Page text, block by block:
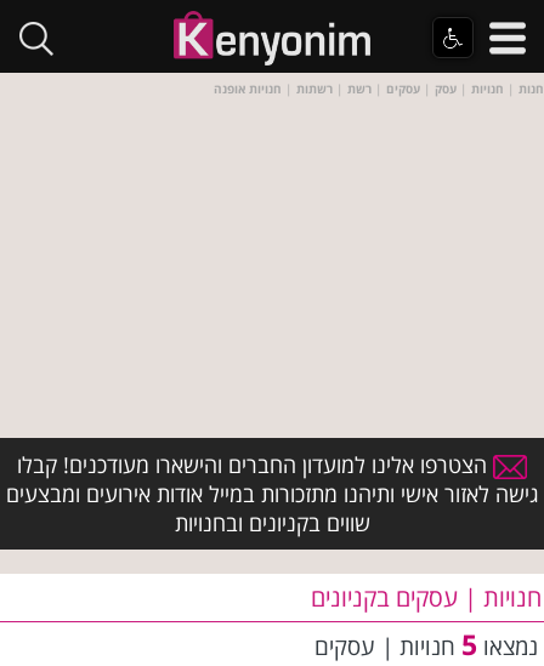
חנות | חנויות | עסק | עסקים | רשת | רשתות | חנויות אופנה
הצטרפו אלינו למועדון החברים והישארו מעודכנים! קבלו
גישה לאזור אישי ותיהנו מתזכורות במייל אודות אירועים ומבצעים
שווים בקניונים ובחנויות
חנויות | עסקים בקניונים
נמצאו 5 חנויות | עסקים